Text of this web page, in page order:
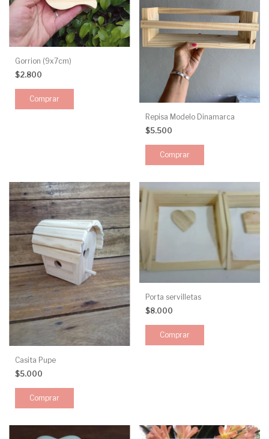
Gorrion (9x7cm)
$2.800
Repisa Modelo Dinamarca
$5.500
Casita Pupe
$5.000
Porta servilletas
$8.000
Comprar